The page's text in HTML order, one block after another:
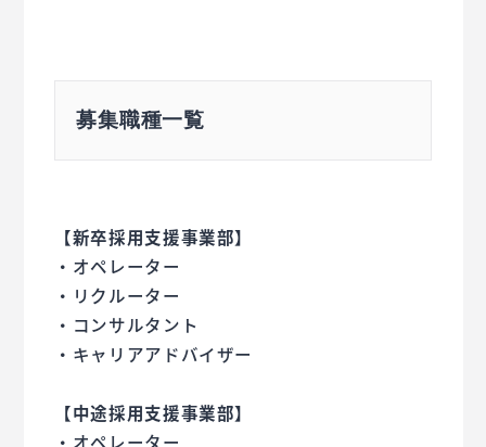
募集職種一覧
【新卒採用支援事業部】
・オペレーター
・リクルーター
・コンサルタント
・キャリアアドバイザー
【中途採用支援事業部】
・オペレーター